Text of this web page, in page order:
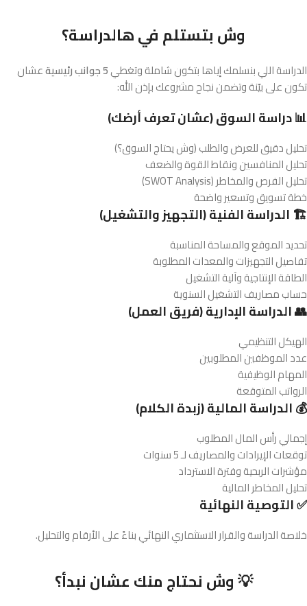
وش بتستلم في هالدراسة؟
الدراسة اللي بنسلمك إياها بتكون شاملة وتغطي5 جوانب رئيسية
عشان
تكون على بيّنة وتضمن نجاح مشروعك بإذن الله:
📊 دراسة السوق (عشان تعرف أرضك)
تحليل دقيق للعرض والطلب (وش يحتاج السوق؟)
تحليل المنافسين ونقاط القوة والضعف
تحليل الفرص والمخاطر (SWOT Analysis)
خطة تسويق وتسعير واضحة
🏗️ الدراسة الفنية (التجهيز والتشغيل)
تحديد الموقع والمساحة المناسبة
تفاصيل التجهيزات والمعدات المطلوبة
الطاقة الإنتاجية وآلية التشغيل
حساب مصاريف التشغيل السنوية
👥 الدراسة الإدارية (فريق العمل)
الهيكل التنظيمي
عدد الموظفين المطلوبين
المهام الوظيفية
الرواتب المتوقعة
💰 الدراسة المالية (زبدة الكلام)
إجمالي رأس المال المطلوب
توقعات الإيرادات والمصاريف لـ 5 سنوات
مؤشرات الربحية وفترة الاسترداد
تحليل المخاطر المالية
✅ التوصية النهائية
خلاصة الدراسة والقرار الاستثماري النهائي بناءً على الأرقام والتحليل.
💡 وش نحتاج منك عشان نبدأ؟